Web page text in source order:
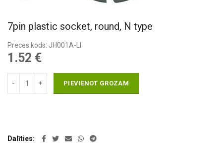
7pin plastic socket, round, N type
Preces kods: JH001A-LI
1.52 €
PIEVIENOT GROZAM
Dalīties